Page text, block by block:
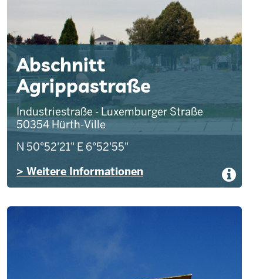
Abschnitt
Agrippastraße
Industriestraße - Luxemburger Straße
50354 Hürth-Ville
N 50°52'21" E 6°52'55"
> Weitere Informationen